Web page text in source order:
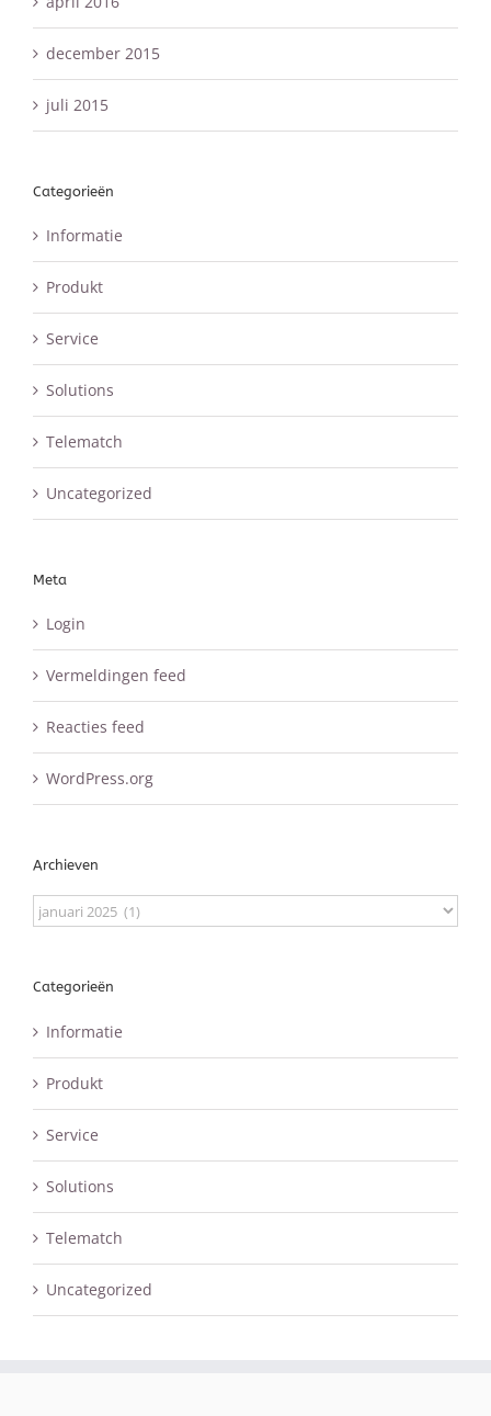
december 2015
juli 2015
Categorieën
Informatie
Produkt
Service
Solutions
Telematch
Uncategorized
Meta
Login
Vermeldingen feed
Reacties feed
WordPress.org
Archieven
Archieven
Categorieën
Informatie
Produkt
Service
Solutions
Telematch
Uncategorized